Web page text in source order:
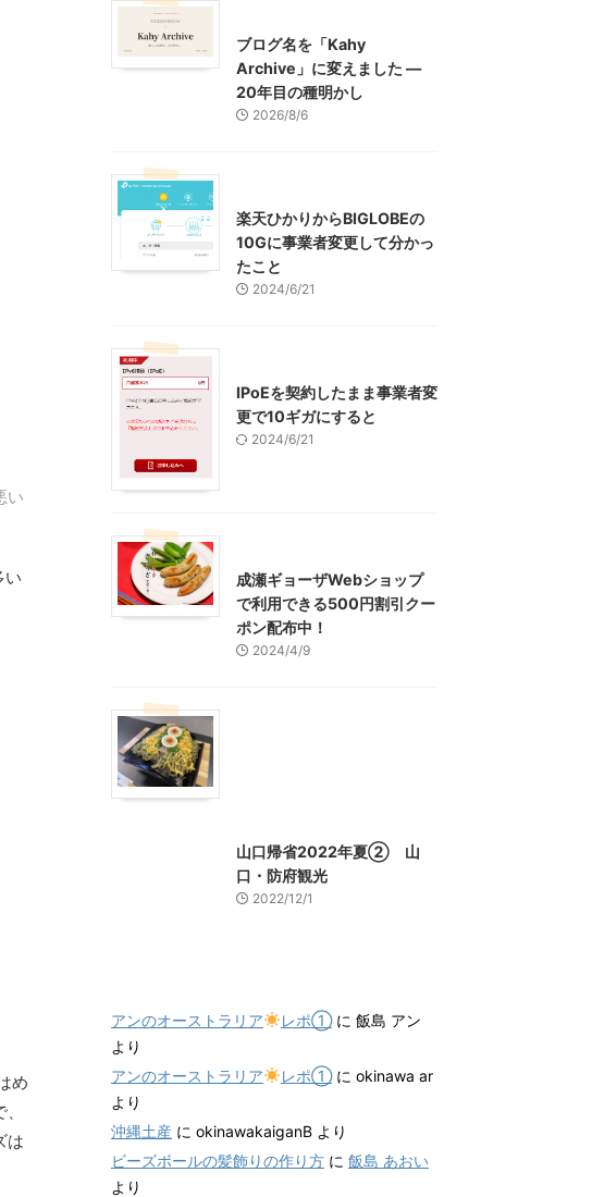
い
い
め
は
ブログ名を「Kahy
Archive」に変えました ―
20年目の種明かし
2026/8/6
楽天ひかりからBIGLOBEの
10Gに事業者変更して分かっ
たこと
2024/6/21
IPoEを契約したまま事業者変
更で10ギガにすると
2024/6/21
成瀬ギョーザWebショップ
で利用できる500円割引クー
ポン配布中！
2024/4/9
山口帰省2022年夏② 山
口・防府観光
2022/12/1
アンのオーストラリア レポ①に 飯島 アン
より
アンのオーストラリア
レポ①に okinawa ar
より
沖縄土産 に okinawakaiganB より
ビーズボールの髪飾りの作り方 に 飯島 あおい
より